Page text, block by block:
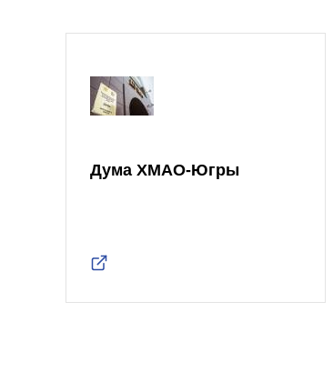
Дума ХМАО-Югры